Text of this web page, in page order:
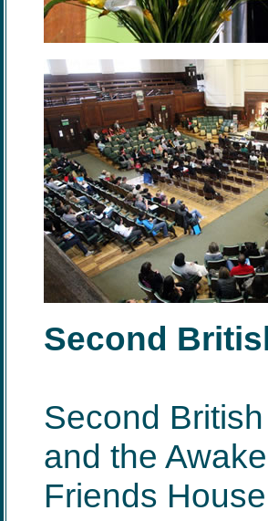
Second
Second
and the
Friends